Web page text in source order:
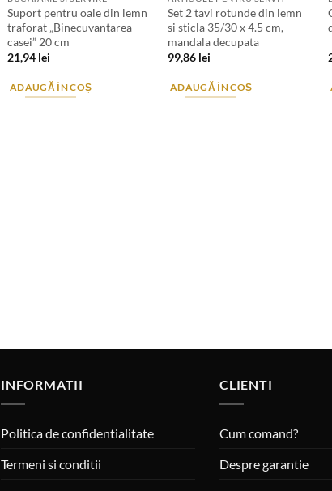
Suport pentru oale din lemn
traforat „Binecuvantarea
casei” 20 cm
21,94 lei
ADAUGĂ ÎN COȘ
Set 2 tavi rotunde din lemn
si sticla 35/30 x 4.5 cm,
mandala decupata
99,86 lei
ADAUGĂ ÎN COȘ
INFORMATII
Politica de confidentialitate
Termeni si conditii
CLIENTI
Cum comand?
Despre garantie